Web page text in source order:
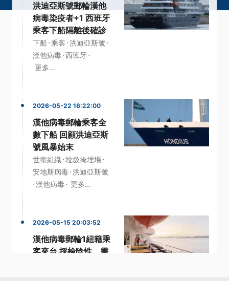
洪迪亞斯號郵輪漢他
病毒染疫者+1 西班牙
乘客下船隔離後確診
下船·乘客 ·洪迪亞斯號·
漢他病毒·西班牙·
更多...
2026-05-22 16:22:00
漢他病毒郵輪乘客全
數下船 回顧洪迪亞斯
號風暴始末
世衛組織·垃圾掩埋場·
安地斯病毒·洪迪亞斯號
·漢他病毒· 更多...
2026-05-15 20:03:52
漢他病毒郵輪1紐籍乘
客來台 採檢陰性、需